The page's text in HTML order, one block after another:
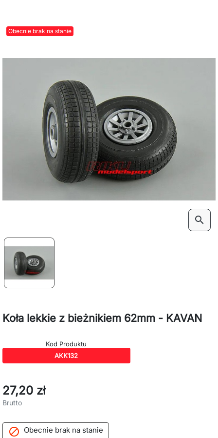
Obecnie brak na stanie
search
Koła lekkie z bieżnikiem 62mm - KAVAN
Kod Produktu
AKK132
27,20 zł
Brutto
 Obecnie brak na stanie